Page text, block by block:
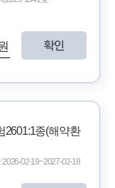
확인
2601:1종(해약환
02-19~2027-02-18